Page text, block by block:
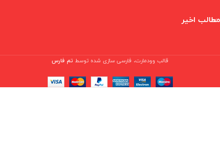
مطالب اخیر
قالب وودمارت، فارسی سازی شده توسط تم فارس